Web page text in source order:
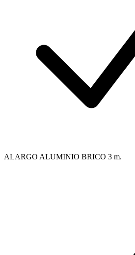
ALARGO ALUMINIO BRICO 3 m.